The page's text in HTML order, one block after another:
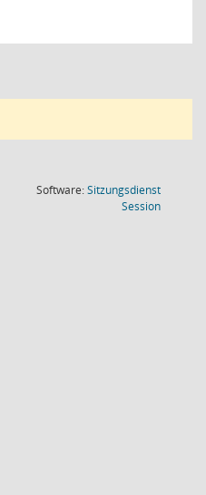
Software:Sitzungsdienst
Session(Wird in